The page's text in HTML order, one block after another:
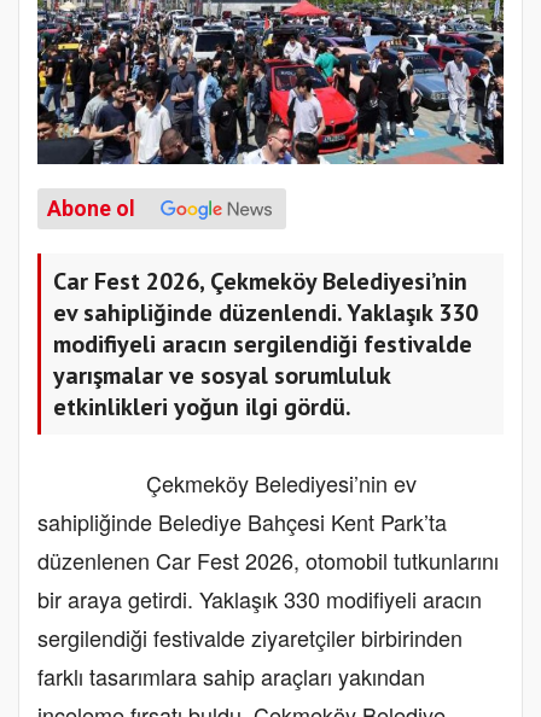
Abone ol
Car Fest 2026, Çekmeköy Belediyesi’nin
ev sahipliğinde düzenlendi. Yaklaşık 330
modifiyeli aracın sergilendiği festivalde
yarışmalar ve sosyal sorumluluk
etkinlikleri yoğun ilgi gördü.
Çekmeköy Belediyesi’nin ev
sahipliğinde Belediye Bahçesi Kent Park’ta
düzenlenen Car Fest 2026, otomobil tutkunlarını
bir araya getirdi. Yaklaşık 330 modifiyeli aracın
sergilendiği festivalde ziyaretçiler birbirinden
farklı tasarımlara sahip araçları yakından